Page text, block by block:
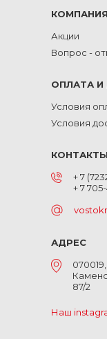
КОМПАНИЯ
Акции
Вопрос -
ОПЛАТА
Условия
Условия
КОНТАКТЫ
+ 7
+ 7
АДРЕС
87/2
Наш